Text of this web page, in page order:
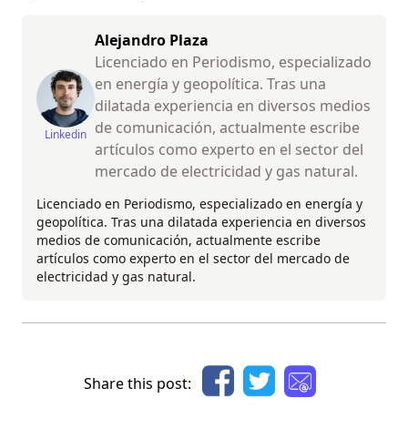
Linkedin
Alejandro Plaza
Licenciado en Periodismo, especializado
en energía y geopolítica. Tras una
dilatada experiencia en diversos medios
de comunicación, actualmente escribe
artículos como experto en el sector del
mercado de electricidad y gas natural.
Licenciado en Periodismo, especializado en energía y
geopolítica. Tras una dilatada experiencia en diversos
medios de comunicación, actualmente escribe
artículos como experto en el sector del mercado de
electricidad y gas natural.
Share this post: